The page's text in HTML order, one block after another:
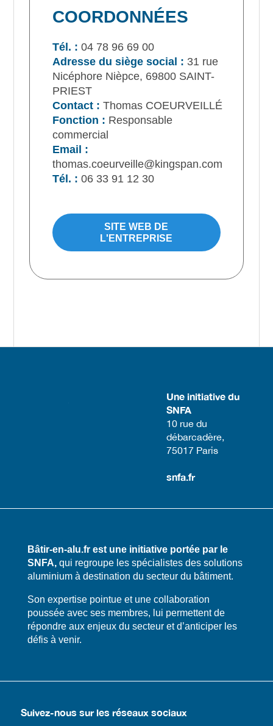
COORDONNÉES
Tél. : 04 78 96 69 00
Adresse du siège social : 31 rue
Nicéphore Nièpce, 69800 SAINT-
PRIEST
Contact : Thomas COEURVEILLÉ
Fonction : Responsable
commercial
Email :
thomas.coeurveille@kingspan.com
Tél. : 06 33 91 12 30
SITE WEB DE
L'ENTREPRISE
Une initiative du
SNFA
​10 rue du
débarcadère,
75017 Paris​
snfa.fr
Bâtir-en-alu.fr est une initiative portée par le
SNFA,qui regroupe les spécialistes des solutions
aluminium à destination du secteur du bâtiment.
​​Son expertise pointue et une collaboration
poussée avec ses membres, lui permettent de
répondre aux enjeux du secteur et d’anticiper les
défis à venir.
Suivez-nous sur les réseaux sociaux